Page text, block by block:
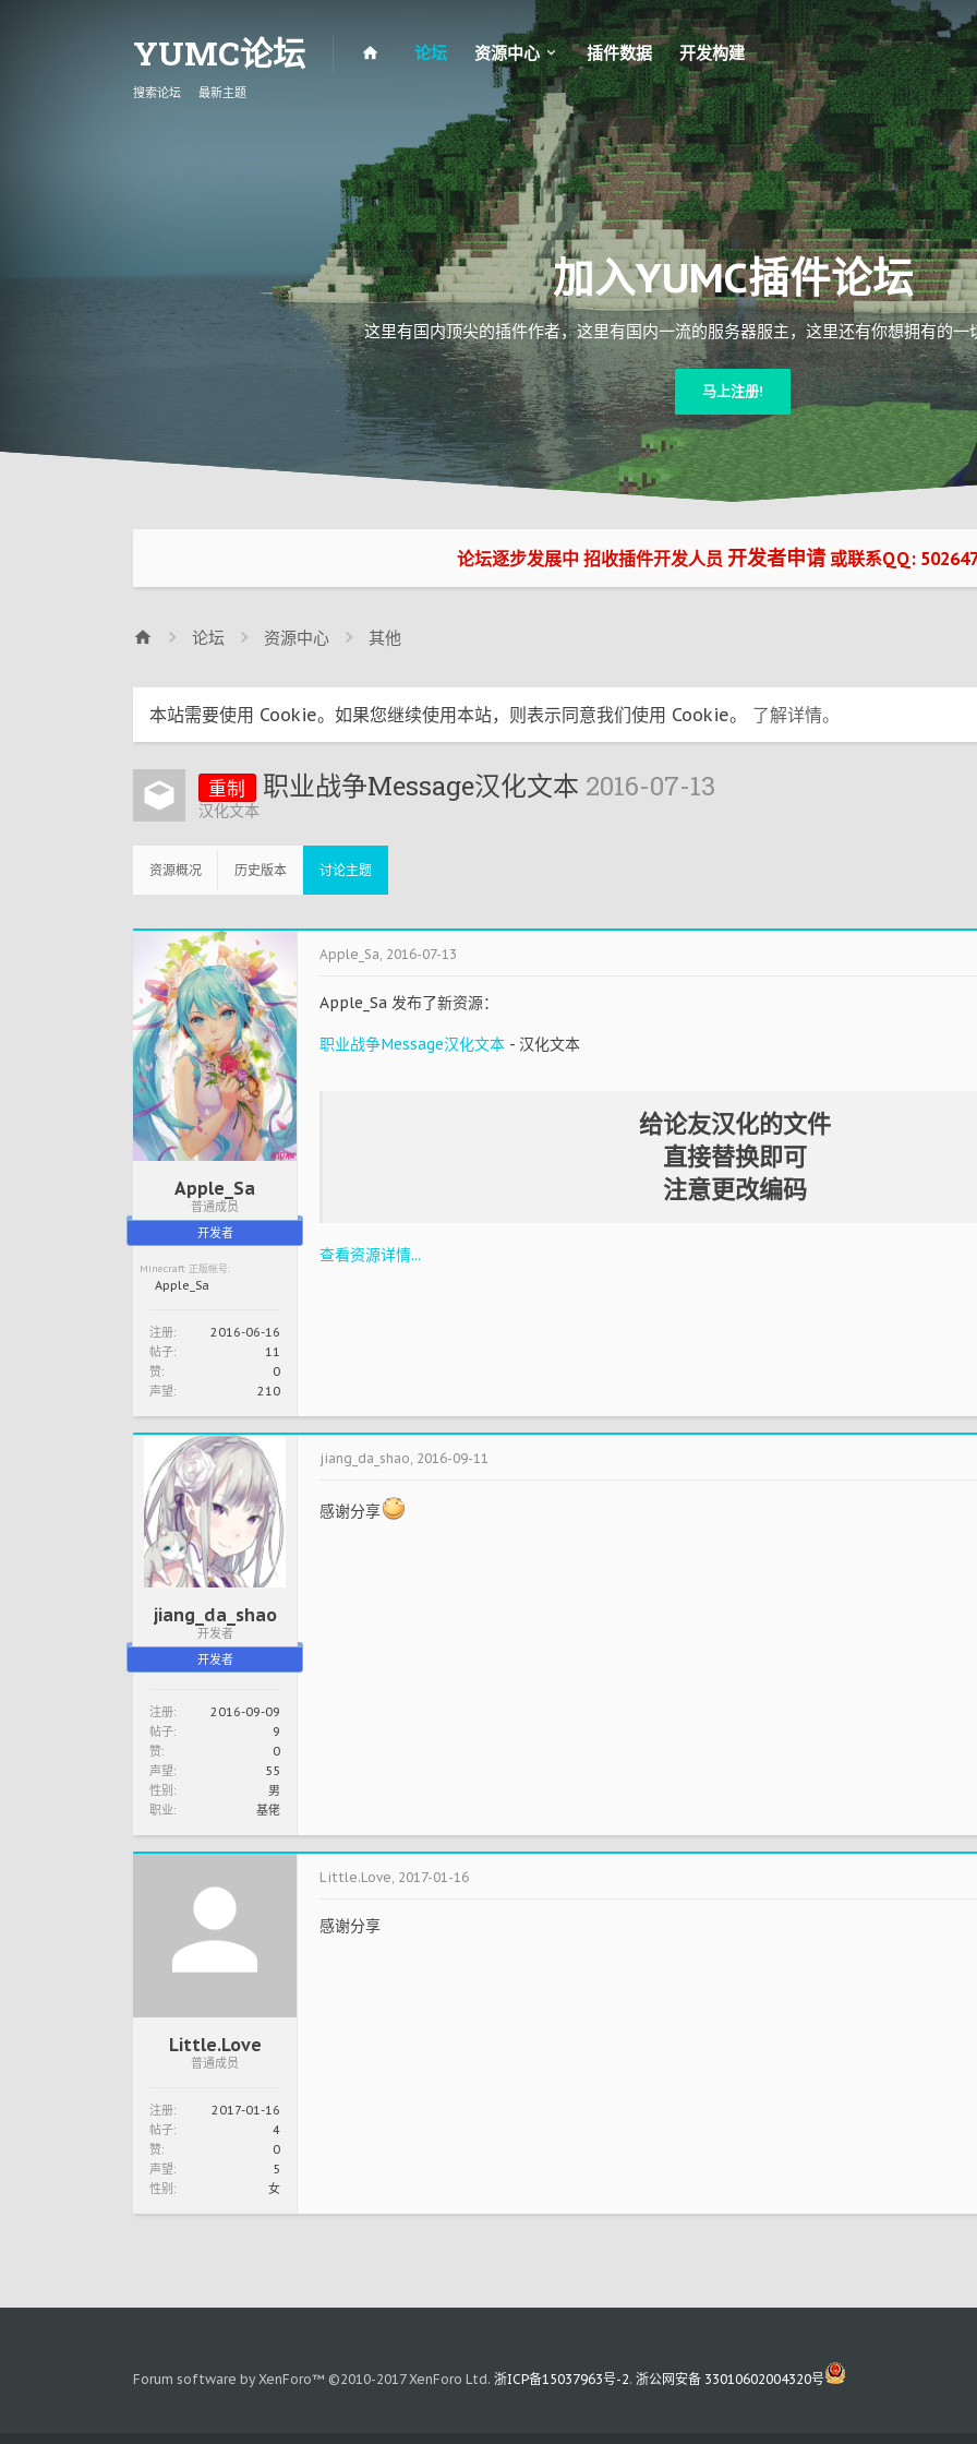
YUMC论坛 论坛
搜索论坛 最新主题
资源中心 插件数据 开发构建
加入YUMC插件论坛
这里有国内顶尖的插件作者，这里有国内一流的服务器服主，这里还有你想拥有的
马上注册!
论坛逐步发展中 招收插件开发人员 开发者申请 或联系QQ:
论坛 资源中心 其他
本站需要使用 Cookie。如果您继续使用本站，则表示同意我们使用 Cookie。 了解详情。
重制 职业战争Message汉化文本 2016-07-13
汉化文本
资源概况 历史版本 讨论主题
Apple_Sa
普通成员
开发者
Minecraft 正版帐号:
Apple_Sa
注册: 2016-06-16
帖子: 11
赞: 0
声望: 210
Apple_Sa 2016-07-13
Apple_Sa 发布了新资源：
职业战争Message汉化文本 - 汉化文本
给论友汉化的文件
直接替换即可
注意更改编码
查看资源详情...
jiang_da_shao
开发者
开发者
注册: 2016-09-09
帖子: 9
赞: 0
声望: 55
性别: 男
职业: 基佬
jiang_da_shao, 2016-09-11
感谢分享
Little.Love
普通成员
注册: 2017-01-16
帖子: 4
赞: 0
声望: 5
性别: 女
Little.Love, 2017-01-16
感谢分享
Forum software by XenForo™ ©2010-2017 XenForo Ltd. 浙ICP备15037963号-2. 浙公网安备 33010602004320号